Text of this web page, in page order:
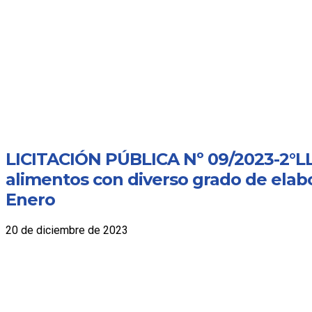
LICITACIÓN PÚBLICA Nº 09/2023-
alimentos con diverso grado de
Enero
20 de diciembre de 2023